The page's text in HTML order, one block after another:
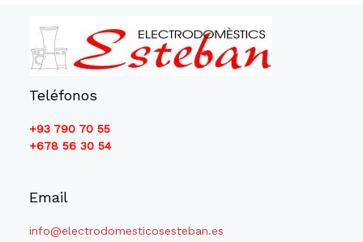
Teléfonos
+93 790 70 55
+678 56 30 54
Email
info@electrodomesticosesteban.es